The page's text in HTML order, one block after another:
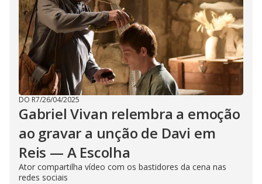
DO R7/26/04/2025
Gabriel Vivan relembra a emoção
ao gravar a unção de Davi em
Reis — A Escolha
Ator compartilha vídeo com os bastidores da cena nas
redes sociais